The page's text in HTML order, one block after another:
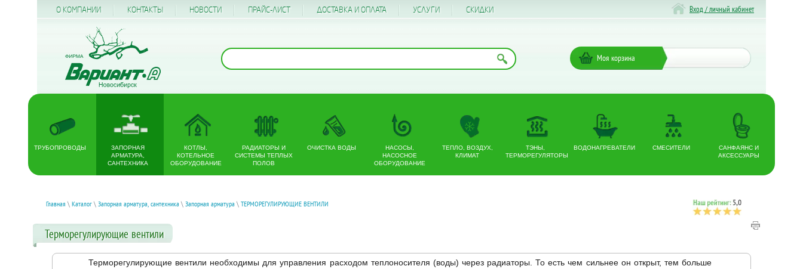
О КОМПАНИИ КОНТАКТЫ НОВОСТИ ПРАЙС-ЛИСТ ДОСТАВКА И ОПЛАТА УСЛУГИ CКИДКИ Вход / личный кабинет
Моя корзина
ТРУБОПРОВОДЫ
ЗАПОРНАЯ
АРМАТУРА,
САНТЕХНИКА
КОТЛЫ,
КОТЕЛЬНОЕ
ОБОРУДОВАНИЕ
РАДИАТОРЫ И
СИСТЕМЫ ТЕПЛЫХ
ПОЛОВ
ОЧИСТКА ВОДЫ
НАСОСЫ,
НАСОСНОЕ
ОБОРУДОВАНИЕ
ТЕПЛО, ВОЗДУХ,
КЛИМАТ
ТЭНЫ,
ТЕРМОРЕГУЛЯТОРЫ
ВОДОНАГРЕВАТЕЛИ СМЕСИТЕЛИ
САНФАЯНС И
АКСЕССУАРЫ
Главная \ Каталог \ Запорная арматура, сантехника \ Запорная арматура \ ТЕРМОРЕГУЛИРУЮЩИЕ ВЕНТИЛИ
Терморегулирующие вентили
Терморегулирующие вентили необходимы для управления расходом теплоносителя (воды) через радиаторы. То есть чем сильнее он открыт, тем больше